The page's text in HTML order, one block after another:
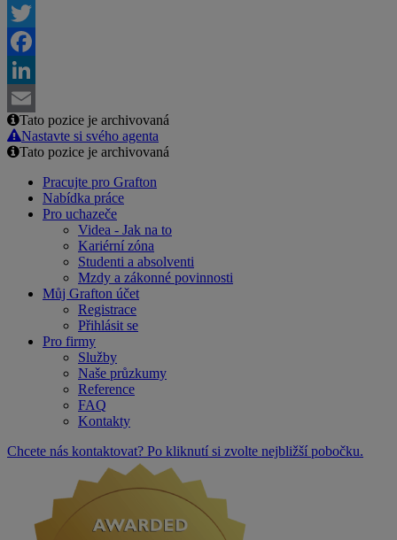
Twitter
Facebook
LinkedIn
Email
Tato pozice je archivovaná
Nastavte si svého agenta
Tato pozice je archivovaná
Pracujte pro Grafton
Nabídka práce
Pro uchazeče
Videa - Jak na to
Kariérní zóna
Studenti a absolventi
Mzdy a zákonné povinnosti
Můj Grafton účet
Registrace
Přihlásit se
Pro firmy
Služby
Naše průzkumy
Reference
FAQ
Kontakty
Chcete nás kontaktovat? Po kliknutí si zvolte nejbližší pobočku.